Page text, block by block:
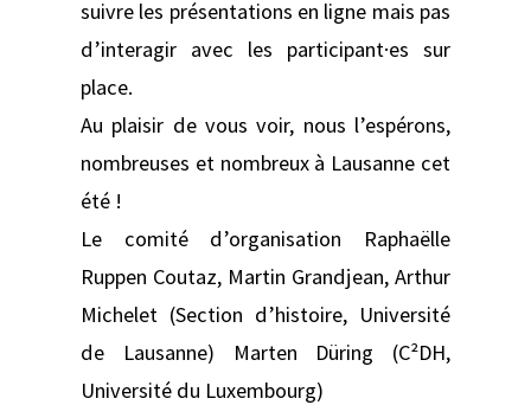
suivre les présentations en ligne mais pas
d’interagir avec les participant·es sur
place.
Au plaisir de vous voir, nous l’espérons,
nombreuses et nombreux à Lausanne cet
été !
Le comité d’organisation Raphaëlle
Ruppen Coutaz, Martin Grandjean, Arthur
Michelet (Section d’histoire, Université
de Lausanne) Marten Düring (C²DH,
Université du Luxembourg)